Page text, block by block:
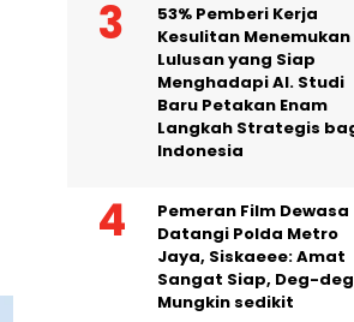
53% Pemberi Kerja
Kesulitan Menemukan
Lulusan yang Siap
Menghadapi AI. Studi
Baru Petakan Enam
Langkah Strategis
Indonesia
Pemeran Film Dewasa
Datangi Polda Metro
Jaya, Siskaeee: Amat
Sangat Siap, Deg-
Mungkin sedikit